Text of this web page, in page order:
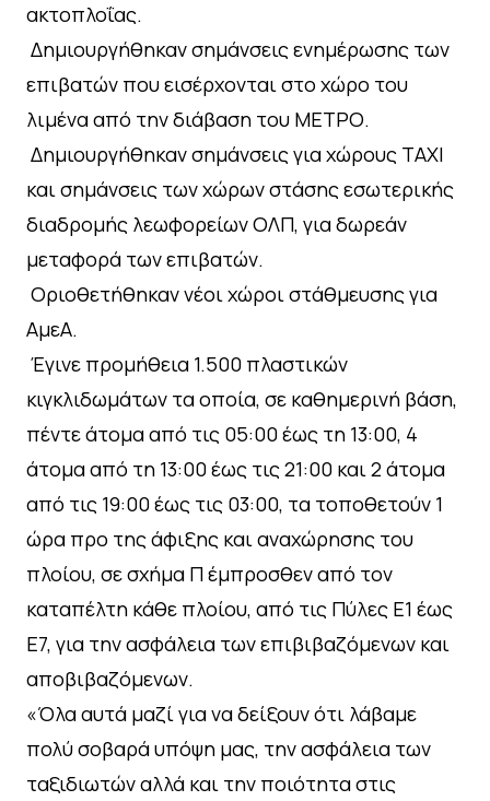
ακτοπλοΐας.
⁠ ⁠Δημιουργήθηκαν σημάνσεις ενημέρωσης των
επιβατών που εισέρχονται στο χώρο του
λιμένα από την διάβαση του ΜΕΤΡΟ.
⁠ ⁠Δημιουργήθηκαν σημάνσεις για χώρους ΤΑΧΙ
και σημάνσεις των χώρων στάσης εσωτερικής
διαδρομής λεωφορείων ΟΛΠ, για δωρεάν
μεταφορά των επιβατών.
⁠ ⁠Οριοθετήθηκαν νέοι χώροι στάθμευσης για
ΑμεΑ.
⁠ ⁠Έγινε προμήθεια 1.500 πλαστικών
κιγκλιδωμάτων τα οποία, σε καθημερινή βάση,
πέντε άτομα από τις 05:00 έως τη 13:00, 4
άτομα από τη 13:00 έως τις 21:00 και 2 άτομα
από τις 19:00 έως τις 03:00, τα τοποθετούν 1
ώρα προ της άφιξης και αναχώρησης του
πλοίου, σε σχήμα Π έμπροσθεν από τον
καταπέλτη κάθε πλοίου, από τις Πύλες Ε1 έως
Ε7, για την ασφάλεια των επιβιβαζόμενων και
αποβιβαζόμενων.
«Όλα αυτά μαζί για να δείξουν ότι λάβαμε
πολύ σοβαρά υπόψη μας, την ασφάλεια των
ταξιδιωτών αλλά και την ποιότητα στις